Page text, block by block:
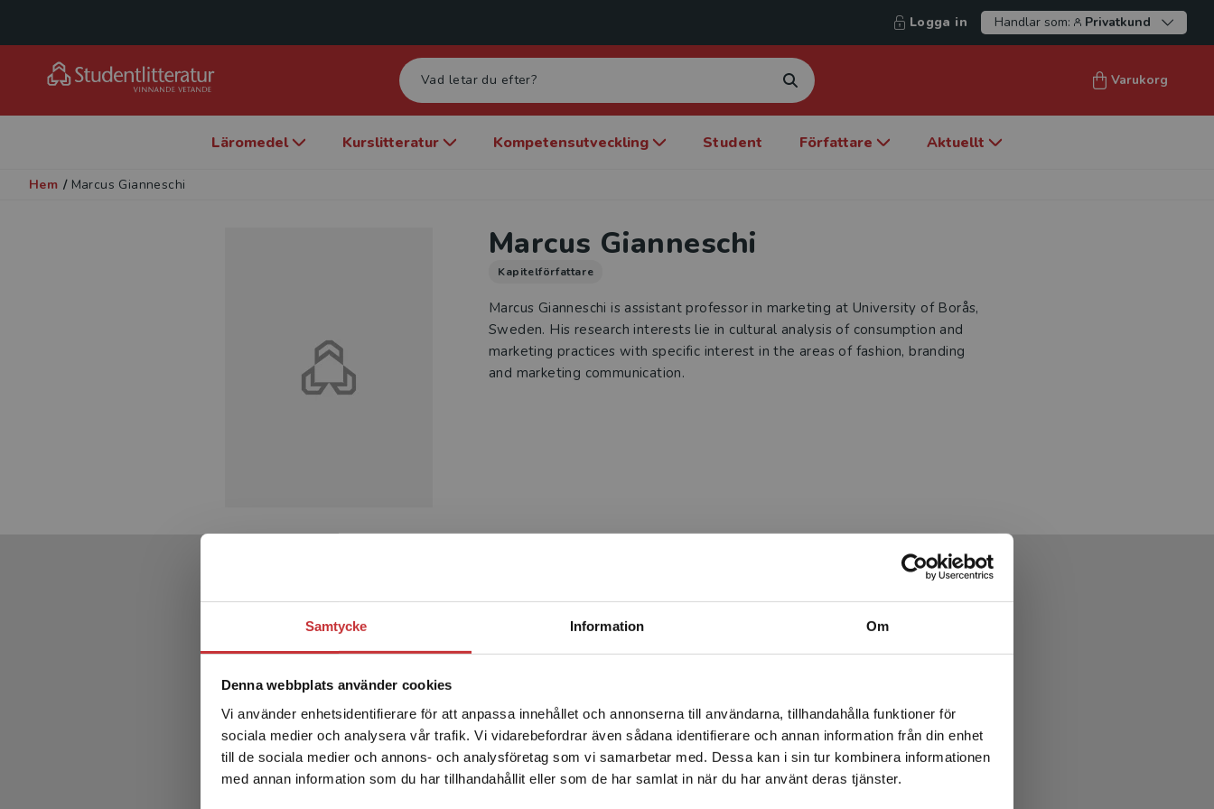
Samtycke Information Om
Denna webbplats använder cookies
Vi använder enhetsidentifierare för att anpassa innehållet och annonserna till användarna, tillhandahålla funktioner för
sociala medier och analysera vår trafik. Vi vidarebefordrar även sådana identifierare och annan information från din enhet
till de sociala medier och annons- och analysföretag som vi samarbetar med. Dessa kan i sin tur kombinera informationen
med annan information som du har tillhandahållit eller som de har samlat in när du har använt deras tjänster.
Begränsad fraktregion
Det verkar som att du besöker studentlitteratur.se via en
enhet utanför Sverige. Vi erbjuder inte leveranser utanför
Sverige. För att kunna slutföra ett köp måste
leveransadressen vara i Sverige.Läs mer
Logga in Handlar som: Privatkund
Varukorg
Läromedel Kurslitteratur Kompetensutveckling Student Författare Aktuellt
Hem / Marcus Gianneschi
Marcus Gianneschi
Kapitelförfattare
Marcus Gianneschi is assistant professor in marketing at University of Borås,
Sweden. His research interests lie in cultural analysis of consumption and
marketing practices with specific interest in the areas of fashion, branding
and marketing communication.
Produkter